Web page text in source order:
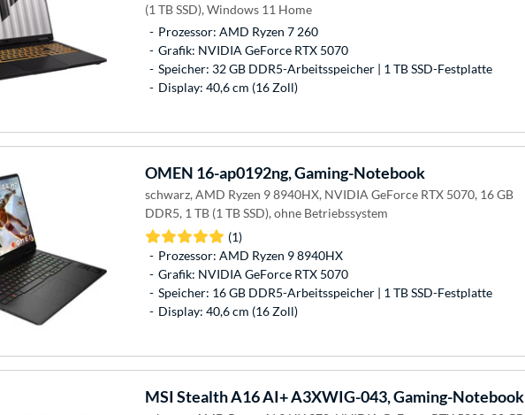
(1 TB SSD), Windows 11 Home
Prozessor: AMD Ryzen 7 260
Grafik: NVIDIA GeForce RTX 5070
Speicher: 32 GB DDR5-Arbeitsspeicher | 1 TB SSD-Festplatte
Display: 40,6 cm (16 Zoll)
OMEN 16-ap0192ng, Gaming-Notebook
schwarz, AMD Ryzen 9 8940HX, NVIDIA GeForce RTX 5070, 16 GB
DDR5, 1 TB (1 TB SSD), ohne Betriebssystem
(1)
Prozessor: AMD Ryzen 9 8940HX
Grafik: NVIDIA GeForce RTX 5070
Speicher: 16 GB DDR5-Arbeitsspeicher | 1 TB SSD-Festplatte
Display: 40,6 cm (16 Zoll)
MSI Stealth A16 AI+ A3XWIG-043, Gaming-Notebook